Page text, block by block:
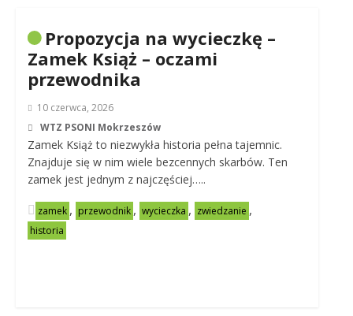
Propozycja na wycieczkę –
Zamek Książ – oczami
przewodnika
10 czerwca, 2026
WTZ PSONI Mokrzeszów
Zamek Książ to niezwykła historia pełna tajemnic.
Znajduje się w nim wiele bezcennych skarbów. Ten
zamek jest jednym z najczęściej…..
zamek , przewodnik , wycieczka , zwiedzanie ,
historia